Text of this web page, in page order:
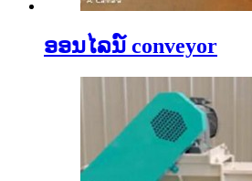
ອອນໄລນ໌ conveyor